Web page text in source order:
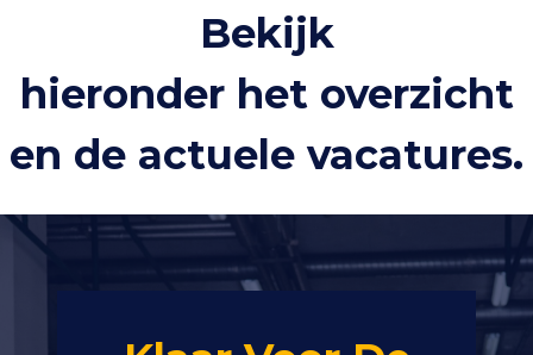
Bekijk
hieronder het overzicht
en de actuele vacatures.